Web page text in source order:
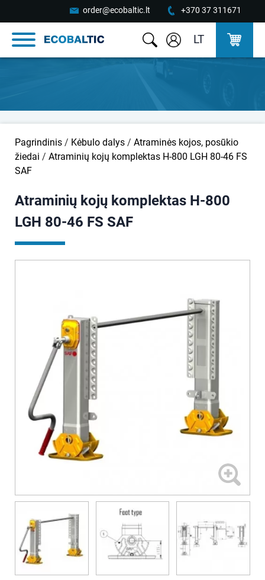
order@ecobaltic.lt +370 37 311671
LT
Pagrindinis / Kėbulo dalys / Atraminės kojos, posūkio
žiedai / Atraminių kojų komplektas H-800 LGH 80-46 FS
SAF
Atraminių kojų komplektas H-800
LGH 80-46 FS SAF